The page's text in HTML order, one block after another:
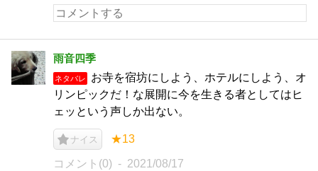
雨音四季
ネタバレ
お寺を宿坊にしよう、ホテルにしよう、オ
リンピックだ！な展開に今を生きる者としてはヒ
ェッという声しか出ない。
ナイス ★13
コメント(0) 2021/08/17